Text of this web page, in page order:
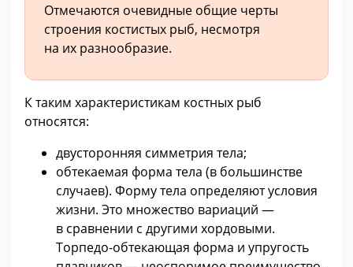
Отмечаются очевидные общие черты
строения костистых рыб, несмотря
на их разнообразие.
К таким характеристикам костных рыб
относятся:
двусторонняя симметрия тела;
обтекаемая форма тела (в большинстве
случаев). Форму тела определяют условия
жизни. Это множество вариаций —
в сравнении с другими хордовыми.
Торпедо-обтекающая форма и упругость